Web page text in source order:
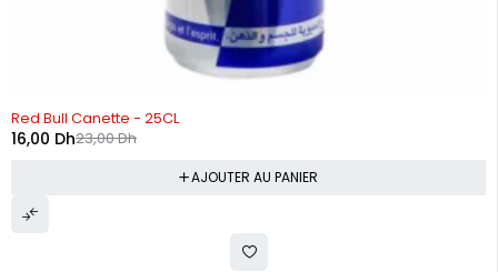
-30%
Red Bull Canette - 25CL
23,00Dh
16,00 Dh
AJOUTER AU PANIER